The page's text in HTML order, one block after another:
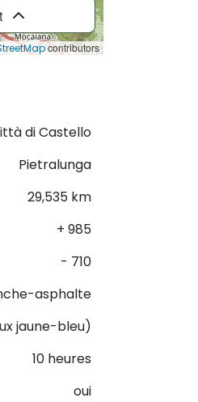
contributors
di Castello
Pietralunga
29,535 km
+ 985
- 710
asphalte
jaune-bleu)
10 heures
oui